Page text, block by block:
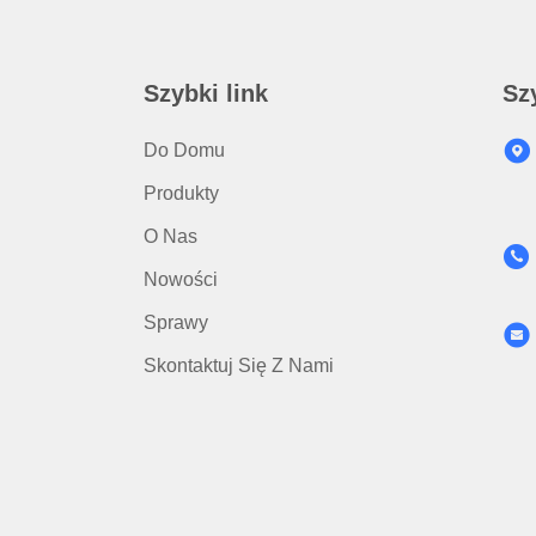
Szybki link
Do Domu
Produkty
O Nas
Nowości
Sprawy
Skontaktuj Się Z Nami